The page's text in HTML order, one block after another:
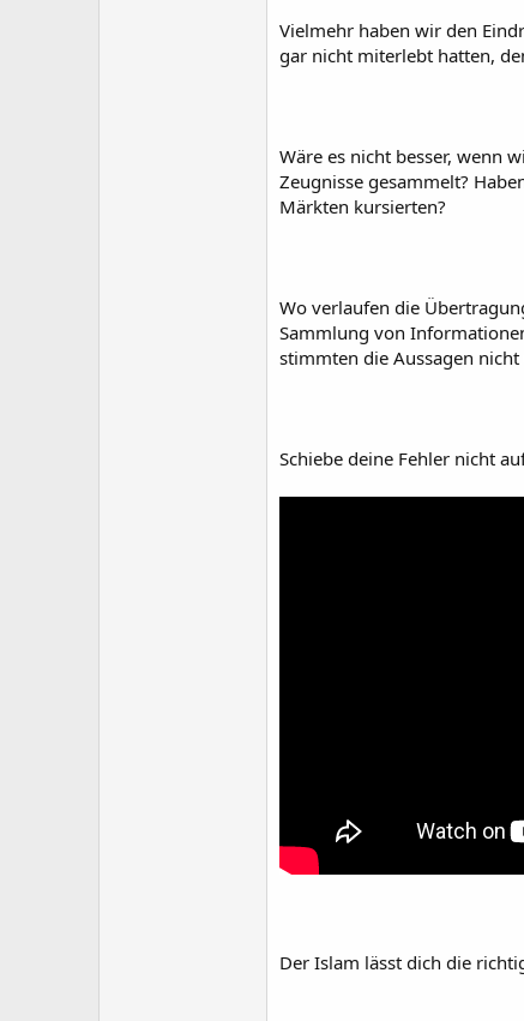
Vielmehr haben wir den
gar nicht miterlebt hatten,
Wäre es nicht besser, wenn
Zeugnisse gesammelt?
Märkten kursierten?
Wo verlaufen die
Sammlung von
stimmten die Aussagen
Schiebe deine Fehler nicht
Der Islam lässt dich die